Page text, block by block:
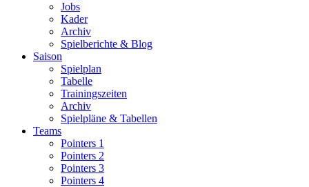
Jobs
Kader
Archiv
Spielberichte & Blog
Saison
Spielplan
Tabelle
Trainingszeiten
Archiv
Spielpläne & Tabellen
Teams
Pointers 1
Pointers 2
Pointers 3
Pointers 4